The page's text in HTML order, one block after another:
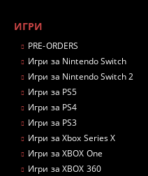
ИГРИ
PRE-ORDERS
Игри за Nintendo Switch
Игри за Nintendo Switch 2
Игри за PS5
Игри за PS4
Игри за PS3
Игри за Xbox Series X
Игри за XBOX One
Игри за XBOX 360